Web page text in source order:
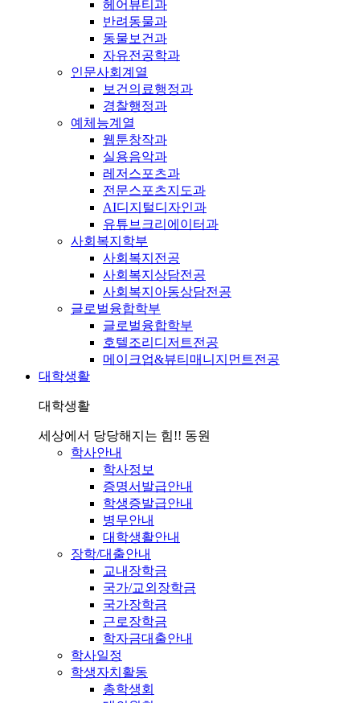
헤어뷰티과
반려동물과
동물보건과
자유전공학과
인문사회계열
보건의료행정과
경찰행정과
예체능계열
웹툰창작과
실용음악과
레저스포츠과
전문스포츠지도과
AI디지털디자인과
유튜브크리에이터과
사회복지학부
사회복지전공
사회복지상담전공
사회복지아동상담전공
글로벌융합학부
글로벌융합학부
호텔조리디저트전공
메이크업&뷰티매니지먼트전공
대학생활
대학생활
세상에서 당당해지는 힘!! 동원
학사안내
학사정보
증명서발급안내
학생증발급안내
병무안내
대학생활안내
장학/대출안내
교내장학금
국가/교외장학금
국가장학금
근로장학금
학자금대출안내
학사일정
학생자치활동
총학생회